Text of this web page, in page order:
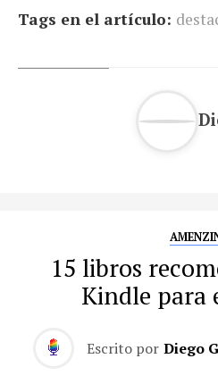
Tags en el artículo:
15 libros
Kindle para
Escrito por Diego